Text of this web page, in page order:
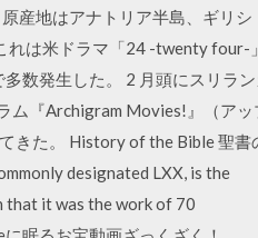
産地はアナトリア半島、ギリシ
は米ドラマ「24 -twenty four-」
数発生した。 2 月頭にスリラン
ム『Archigram Movies!』（アッ
きた。 History of the Bible 聖書
designated LXX, is the
it was the work of 70